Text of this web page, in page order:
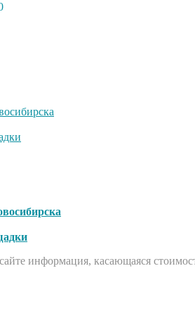
информация, касающаяся